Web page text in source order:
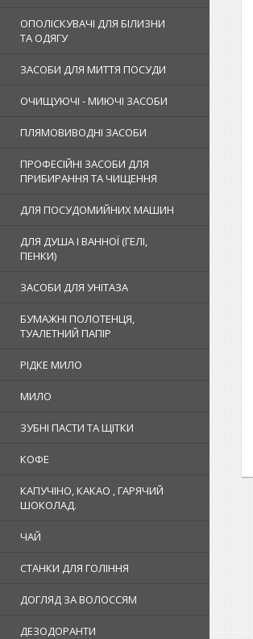
ОПОЛІСКУВАЧІ ДЛЯ БІЛИЗНИ
ТА ОДЯГУ
ЗАСОБИ ДЛЯ МИТТЯ ПОСУДИ
ОЧИЩУЮЧІ - МИЮЧІ ЗАСОБИ
ПЛЯМОВИВОДНІ ЗАСОБИ
ПРОФЕСІЙНІ ЗАСОБИ ДЛЯ
ПРИБИРАННЯ ТА ЧИЩЕННЯ
ДЛЯ ПОСУДОМИЙНИХ МАШИН
ДЛЯ ДУША І ВАННОЇ (ГЕЛІ,
ПЕНКИ)
ЗАСОБИ ДЛЯ УНІТАЗА
БУМАЖНІ ПОЛОТЕНЦЯ,
ТУАЛЕТНИЙ ПАПІР
РІДКЕ МИЛО
МИЛО
ЗУБНІ ПАСТИ ТА ЩІТКИ
КОФЕ
КАПУЧІНО, КАКАО , ГАРЯЧИЙ
ШОКОЛАД.
ЧАЙ
СТАНКИ ДЛЯ ГОЛІННЯ
ДОГЛЯД ЗА ВОЛОССЯМ
ДЕЗОДОРАНТИ